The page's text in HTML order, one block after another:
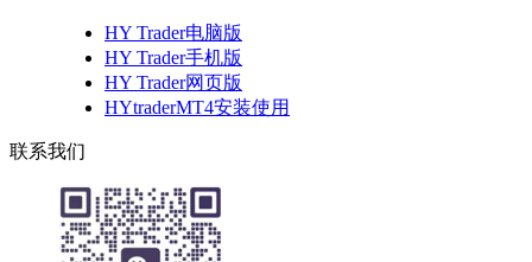
HY Trader电脑版
HY Trader手机版
HY Trader网页版
HYtraderMT4安装使用
联系我们